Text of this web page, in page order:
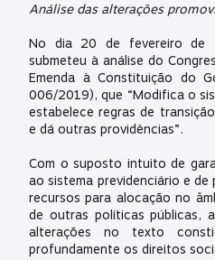
Análise das alterações
No dia 20 de fevereiro de
submeteu à análise do
Emenda à Constituição do
006/2019), que “Modifica o
estabelece regras de
e dá outras providências”.
Com o suposto intuito de
ao sistema previdenciário e
recursos para alocação no
de outras políticas públicas,
alterações no texto
profundamente os direitos